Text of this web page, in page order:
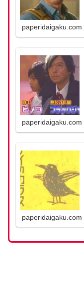
paperidaigaku.com
paperidaigaku.com
paperidaigaku.com